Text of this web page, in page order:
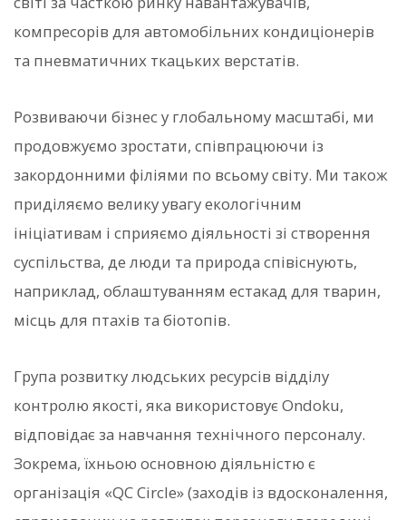
компресорів для автомобільних кондиціонерів
та пневматичних ткацьких верстатів.
Розвиваючи бізнес у глобальному масштабі, ми
продовжуємо зростати, співпрацюючи із
закордонними філіями по всьому світу. Ми також
приділяємо велику увагу екологічним
ініціативам і сприяємо діяльності зі створення
суспільства, де люди та природа співіснують,
наприклад, облаштуванням естакад для тварин,
місць для птахів та біотопів.
Група розвитку людських ресурсів відділу
контролю якості, яка використовує Ondoku,
відповідає за навчання технічного персоналу.
Зокрема, їхньою основною діяльністю є
організація «QC Circle» (заходів із вдосконалення,